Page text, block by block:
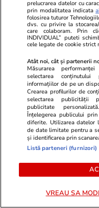
Bani și Afaceri
Peste 100 de
fiecare zi, în
Topul celor mai
Auto
Amendă de 350
permis pentru
ralanti dacă
Grecia
prelucrarea datelor cu
prin modalitatea indicata
folosirea tuturor
dvs. cu privire la
care colaboram. Prin
INDIVIDUAL” puteti
cele legate de cookie strict
Atât noi, cât și partenerii
Măsurarea
selectarea conținutului
informațiilor de pe un
Crearea profilurilor de
selectarea publicității
publicitate
Înțelegerea publicului
diferite. Utilizarea datelor
de date limitate pentru a
și identificarea prin
Listă parteneri (furnizori)
VREAU SA